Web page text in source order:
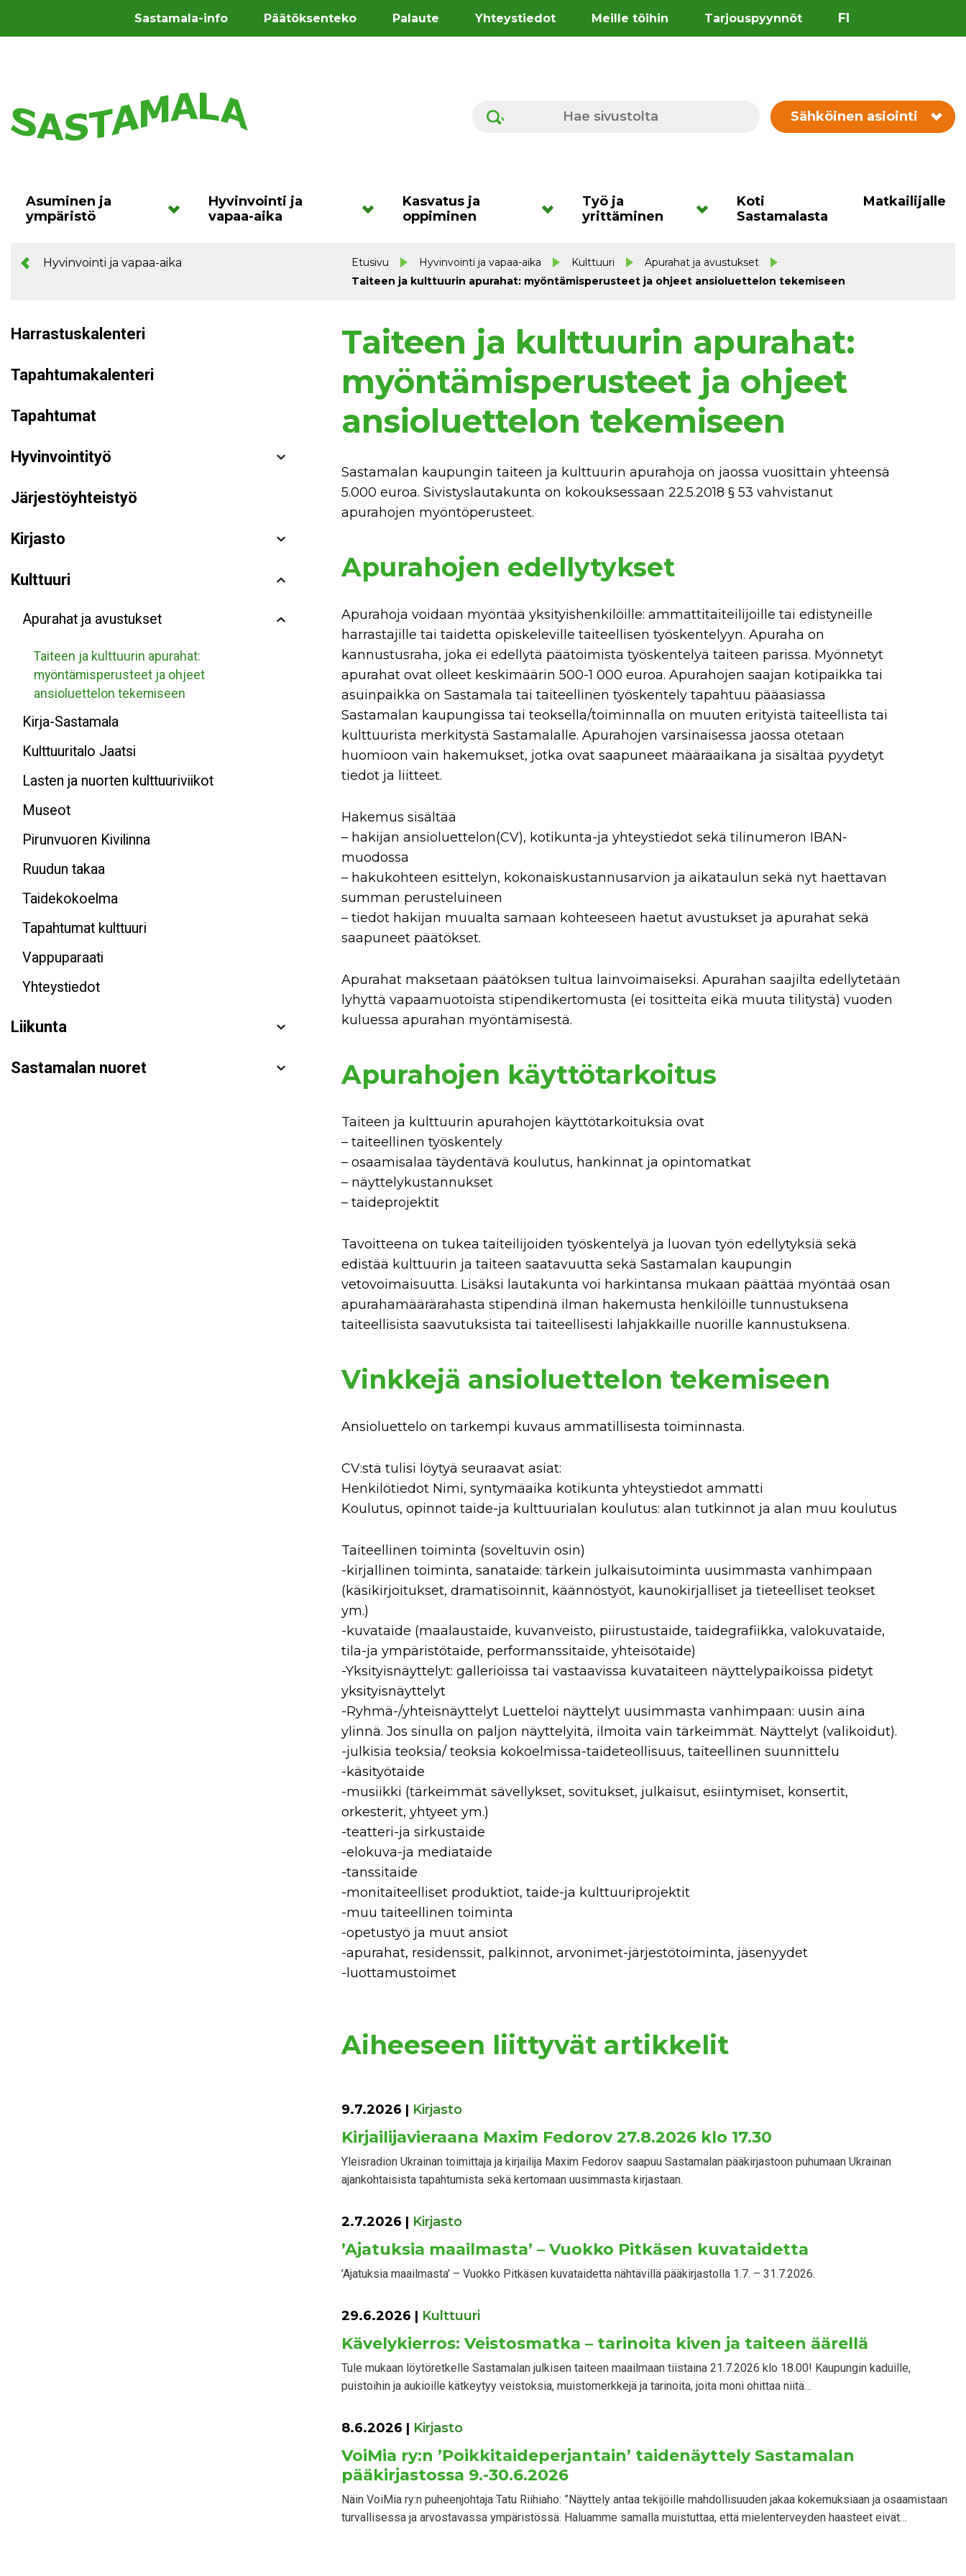
Sastamala-info Päätöksenteko Palaute Yhteystiedot Meille töihin Tarjouspyynnöt FI
Hae sivustolta Sähköinen asiointi
Asuminen ja
ympäristö
Hyvinvointi ja
vapaa-aika
Kasvatus ja
oppiminen
Työ ja
yrittäminen
Koti
Sastamalasta
Matkailijalle
Hyvinvointi ja vapaa-aika Etusivu Hyvinvointi ja vapaa-aika Kulttuuri
Apurahat ja avustukset
Taiteen ja kulttuurin apurahat: myöntämisperusteet ja ohjeet ansioluettelon tekemiseen
Harrastuskalenteri
Tapahtumakalenteri
Tapahtumat
Hyvinvointityö
Järjestöyhteistyö
Kirjasto
Kulttuuri
Apurahat ja avustukset
Taiteen ja kulttuurin apurahat:
myöntämisperusteet ja ohjeet
ansioluettelon tekemiseen
Kirja-Sastamala
Kulttuuritalo Jaatsi
Lasten ja nuorten kulttuuriviikot
Museot
Pirunvuoren Kivilinna
Ruudun takaa
Taidekokoelma
Tapahtumat kulttuuri
Vappuparaati
Yhteystiedot
Liikunta
Sastamalan nuoret
Taiteen ja kulttuurin apurahat:
myöntämisperusteet ja ohjeet
ansioluettelon tekemiseen
Sastamalan kaupungin taiteen ja kulttuurin apurahoja on jaossa vuosittain yhteensä
5.000 euroa. Sivistyslautakunta on kokouksessaan 22.5.2018 § 53 vahvistanut
apurahojen myöntöperusteet.
Apurahojen edellytykset
Apurahoja voidaan myöntää yksityishenkilöille: ammattitaiteilijoille tai edistyneille
harrastajille tai taidetta opiskeleville taiteellisen työskentelyyn. Apuraha on
kannustusraha, joka ei edellytä päätoimista työskentelyä taiteen parissa. Myönnetyt
apurahat ovat olleet keskimäärin 500-1 000 euroa. Apurahojen saajan kotipaikka tai
asuinpaikka on Sastamala tai taiteellinen työskentely tapahtuu pääasiassa
Sastamalan kaupungissa tai teoksella/toiminnalla on muuten erityistä taiteellista tai
kulttuurista merkitystä Sastamalalle. Apurahojen varsinaisessa jaossa otetaan
huomioon vain hakemukset, jotka ovat saapuneet määräaikana ja sisältää pyydetyt
tiedot ja liitteet.
Hakemus sisältää
– hakijan ansioluettelon(CV), kotikunta-ja yhteystiedot sekä tilinumeron IBAN-
muodossa
– hakukohteen esittelyn, kokonaiskustannusarvion ja aikataulun sekä nyt haettavan
summan perusteluineen
– tiedot hakijan muualta samaan kohteeseen haetut avustukset ja apurahat sekä
saapuneet päätökset.
Apurahat maksetaan päätöksen tultua lainvoimaiseksi. Apurahan saajilta edellytetään
lyhyttä vapaamuotoista stipendikertomusta (ei tositteita eikä muuta tilitystä) vuoden
kuluessa apurahan myöntämisestä.
Apurahojen käyttötarkoitus
Taiteen ja kulttuurin apurahojen käyttötarkoituksia ovat
– taiteellinen työskentely
– osaamisalaa täydentävä koulutus, hankinnat ja opintomatkat
– näyttelykustannukset
– taideprojektit
Tavoitteena on tukea taiteilijoiden työskentelyä ja luovan työn edellytyksiä sekä
edistää kulttuurin ja taiteen saatavuutta sekä Sastamalan kaupungin
vetovoimaisuutta. Lisäksi lautakunta voi harkintansa mukaan päättää myöntää osan
apurahamäärärahasta stipendinä ilman hakemusta henkilöille tunnustuksena
taiteellisista saavutuksista tai taiteellisesti lahjakkaille nuorille kannustuksena.
Vinkkejä ansioluettelon tekemiseen
Ansioluettelo on tarkempi kuvaus ammatillisesta toiminnasta.
CV:stä tulisi löytyä seuraavat asiat:
Henkilötiedot Nimi, syntymäaika kotikunta yhteystiedot ammatti
Koulutus, opinnot taide-ja kulttuurialan koulutus: alan tutkinnot ja alan muu koulutus
Taiteellinen toiminta (soveltuvin osin)
-kirjallinen toiminta, sanataide: tärkein julkaisutoiminta uusimmasta vanhimpaan
(käsikirjoitukset, dramatisoinnit, käännöstyöt, kaunokirjalliset ja tieteelliset teokset
ym.)
-kuvataide (maalaustaide, kuvanveisto, piirustustaide, taidegrafiikka, valokuvataide,
tila-ja ympäristötaide, performanssitaide, yhteisötaide)
-Yksityisnäyttelyt: gallerioissa tai vastaavissa kuvataiteen näyttelypaikoissa pidetyt
yksityisnäyttelyt
-Ryhmä-/yhteisnäyttelyt Luetteloi näyttelyt uusimmasta vanhimpaan: uusin aina
ylinnä. Jos sinulla on paljon näyttelyitä, ilmoita vain tärkeimmät. Näyttelyt (valikoidut).
-julkisia teoksia/ teoksia kokoelmissa-taideteollisuus, taiteellinen suunnittelu
-käsityötaide
-musiikki (tärkeimmät sävellykset, sovitukset, julkaisut, esiintymiset, konsertit,
orkesterit, yhtyeet ym.)
-teatteri-ja sirkustaide
-elokuva-ja mediataide
-tanssitaide
-monitaiteelliset produktiot, taide-ja kulttuuriprojektit
-muu taiteellinen toiminta
-opetustyö ja muut ansiot
-apurahat, residenssit, palkinnot, arvonimet-järjestötoiminta, jäsenyydet
-luottamustoimet
Aiheeseen liittyvät artikkelit
9.7.2026 | Kirjasto
Kirjailijavieraana Maxim Fedorov 27.8.2026 klo 17.30
Yleisradion Ukrainan toimittaja ja kirjailija Maxim Fedorov saapuu Sastamalan pääkirjastoon puhumaan Ukrainan
ajankohtaisista tapahtumista sekä kertomaan uusimmasta kirjastaan.
2.7.2026 | Kirjasto
’Ajatuksia maailmasta’ – Vuokko Pitkäsen kuvataidetta
’Ajatuksia maailmasta’ – Vuokko Pitkäsen kuvataidetta nähtävillä pääkirjastolla 1.7. – 31.7.2026.
29.6.2026 | Kulttuuri
Kävelykierros: Veistosmatka – tarinoita kiven ja taiteen äärellä
Tule mukaan löytöretkelle Sastamalan julkisen taiteen maailmaan tiistaina 21.7.2026 klo 18.00! Kaupungin kaduille,
puistoihin ja aukioille kätkeytyy veistoksia, muistomerkkejä ja tarinoita, joita moni ohittaa niitä…
8.6.2026 | Kirjasto
VoiMia ry:n ’Poikkitaideperjantain’ taidenäyttely Sastamalan
pääkirjastossa 9.-30.6.2026
Näin VoiMia ry:n puheenjohtaja Tatu Riihiaho: ”Näyttely antaa tekijöille mahdollisuuden jakaa kokemuksiaan ja osaamistaan
turvallisessa ja arvostavassa ympäristössä. Haluamme samalla muistuttaa, että mielenterveyden haasteet eivät…